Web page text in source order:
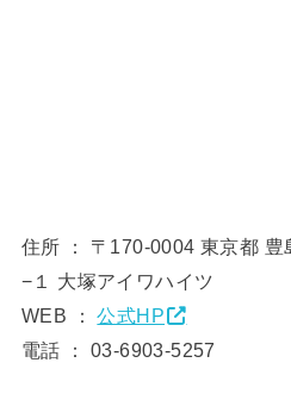
住所 ： 〒170-0004 東京都 豊
−１ 大塚アイワハイツ
WEB ：公式HP
電話 ： 03-6903-5257